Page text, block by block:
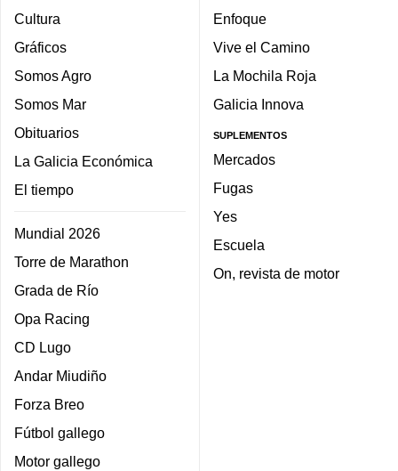
Cultura
Gráficos
Somos Agro
Somos Mar
Obituarios
La Galicia Económica
El tiempo
Mundial 2026
Torre de Marathon
Grada de Río
Opa Racing
CD Lugo
Andar Miudiño
Forza Breo
Fútbol gallego
Motor gallego
Enfoque
Vive el Camino
La Mochila Roja
Galicia Innova
SUPLEMENTOS
Mercados
Fugas
Yes
Escuela
On, revista de motor